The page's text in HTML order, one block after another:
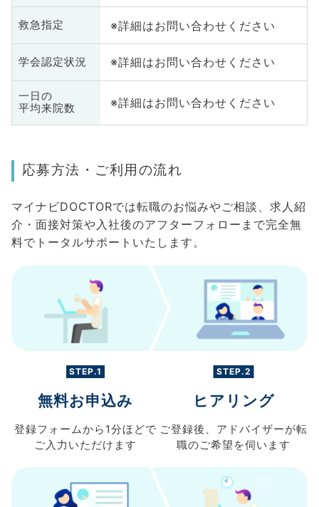
救急指定 ※詳細はお問い合わせください
学会認定状況 ※詳細はお問い合わせください
一日の
平均来院数
※詳細はお問い合わせください
応募方法・ご利用の流れ
マイナビDOCTORでは転職のお悩みやご相談、求人紹
介・面接対策や入社後のアフターフォローまで完全無
料でトータルサポートいたします。
STEP.1
無料お申込み
登録フォームから 1分ほどで
ご入力 いただけます
STEP.2
ヒアリング
ご登録後、 アドバイザーが転
職のご希望を伺います